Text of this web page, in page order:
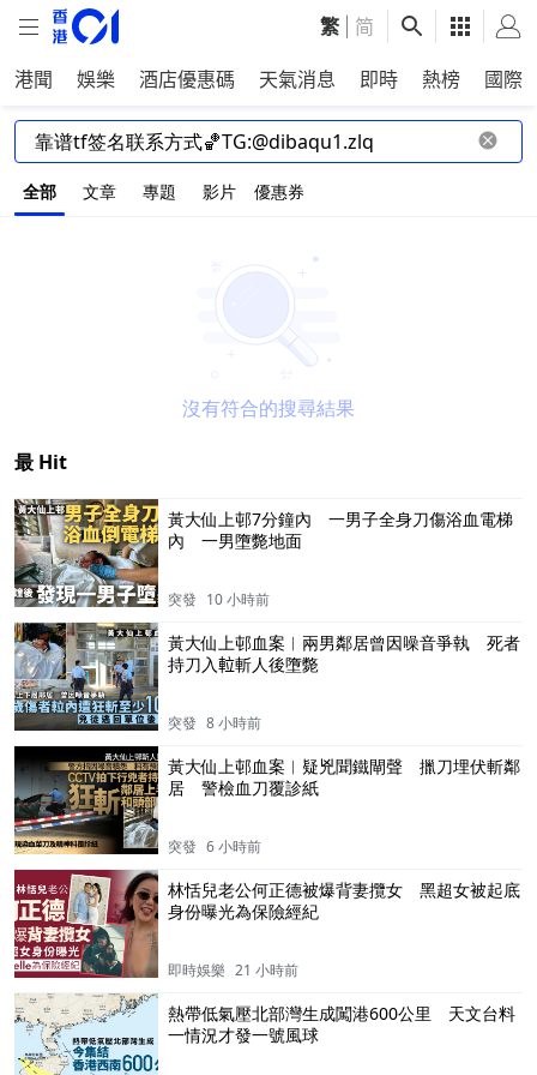
繁 简
港聞 娛樂 酒店優惠碼 天氣消息 即時 熱榜 國際